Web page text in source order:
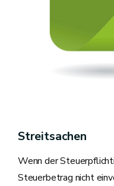
Streitsachen
Wenn der
Steuerbetrag nicht